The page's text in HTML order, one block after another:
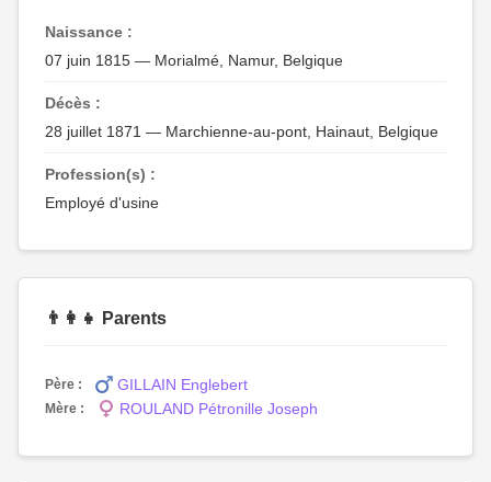
Naissance :
07 juin 1815 — Morialmé, Namur, Belgique
Décès :
28 juillet 1871 — Marchienne-au-pont, Hainaut, Belgique
Profession(s) :
Employé d'usine
👨‍👩‍👧 Parents
Père : GILLAIN Englebert
Mère : ROULAND Pétronille Joseph